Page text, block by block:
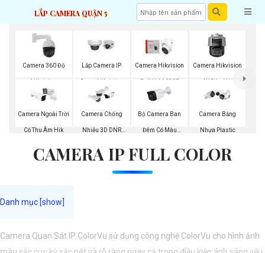
LẮP CAMERA QUẬN 5
Camera 360 Độ
Hikvision
Lắp Camera IP
Dome Hikvision
Camera Hikvision
Full Hd 1080P
Camera Hikvision
4K Siêu Nét
Camera Ngoài Trời
Có Thu Âm Hik
Camera Chống
Nhiễu 3D DNR
Bộ Camera Ban
Đêm Có Màu
Camera Bằng
Nhựa Plastic
CAMERA IP FULL COLOR
Camera Quan Sát IP ColorVu sử dụng công nghệ ColorVu cho hình ảnh